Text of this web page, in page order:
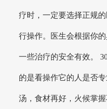
疗时，一定要选择正规
行操作。医生会根据你
一些治疗的安全有效。
的是看操作它的人是否
汤，食材再好，火候掌